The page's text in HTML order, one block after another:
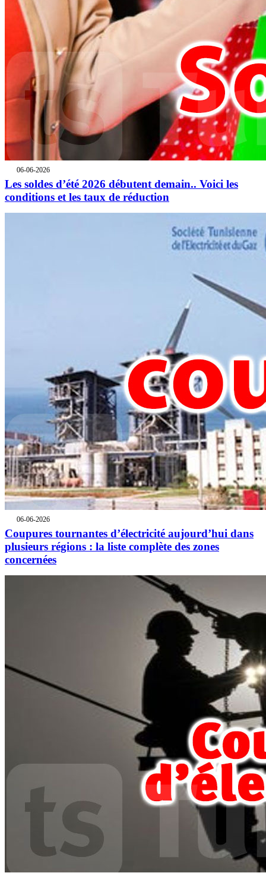
06-06-2026
Les soldes d’été 2026 débutent demain.. Voici les
conditions et les taux de réduction
06-06-2026
Coupures tournantes d’électricité aujourd’hui dans
plusieurs régions : la liste complète des zones
concernées